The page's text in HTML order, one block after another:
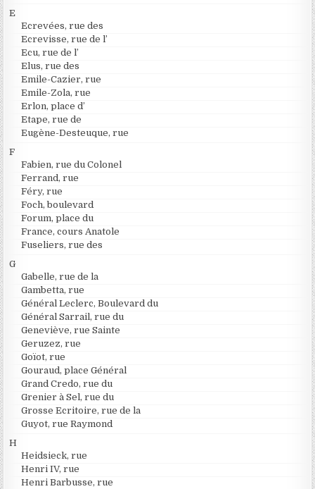
E
Ecrevées, rue des
Ecrevisse, rue de l’
Ecu, rue de l’
Elus, rue des
Emile-Cazier, rue
Emile-Zola, rue
Erlon, place d’
Etape, rue de
Eugène-Desteuque, rue
F
Fabien, rue du Colonel
Ferrand, rue
Féry, rue
Foch, boulevard
Forum, place du
France, cours Anatole
Fuseliers, rue des
G
Gabelle, rue de la
Gambetta, rue
Général Leclerc, Boulevard du
Général Sarrail, rue du
Geneviève, rue Sainte
Geruzez, rue
Goïot, rue
Gouraud, place Général
Grand Credo, rue du
Grenier à Sel, rue du
Grosse Ecritoire, rue de la
Guyot, rue Raymond
H
Heidsieck, rue
Henri IV, rue
Henri Barbusse, rue